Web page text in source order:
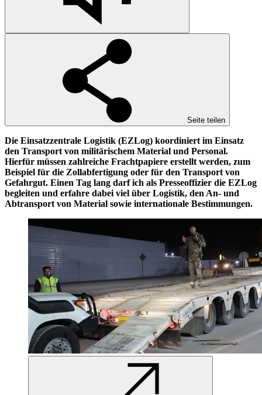
Seite teilen
Die Einsatzzentrale Logistik (EZLog) koordiniert im Einsatz
den Transport von militärischem Material und Personal.
Hierfür müssen zahlreiche Frachtpapiere erstellt werden, zum
Beispiel für die Zollabfertigung oder für den Transport von
Gefahrgut. Einen Tag lang darf ich als Presseoffizier die EZLog
begleiten und erfahre dabei viel über Logistik, den An- und
Abtransport von Material sowie internationale Bestimmungen.